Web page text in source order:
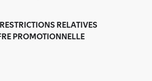
RELATIVES
PROMOTIONNELLE